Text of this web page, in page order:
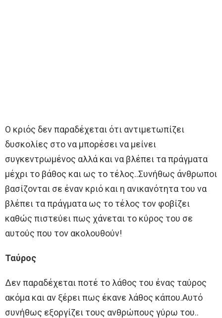
Ο κριός δεν παραδέχεται ότι αντιμετωπίζει
δυσκολίες στο να μπορέσει να μείνει
συγκεντρωμένος αλλά και να βλέπει τα πράγματα
μέχρι το βάθος και ως το τέλος..Συνήθως άνθρωποι
βασίζονται σε έναν κριό και η ανικανότητα του να
βλέπει τα πράγματα ως το τέλος τον φοβίζει
καθώς πιστεύει πως χάνεται το κύρος του σε
αυτούς που τον ακολουθούν!
Ταύρος
Δεν παραδέχεται ποτέ το λάθος του ένας ταύρος
ακόμα και αν ξέρει πως έκανε λάθος κάπου.Αυτό
συνήθως εξοργίζει τους ανθρώπους γύρω του..